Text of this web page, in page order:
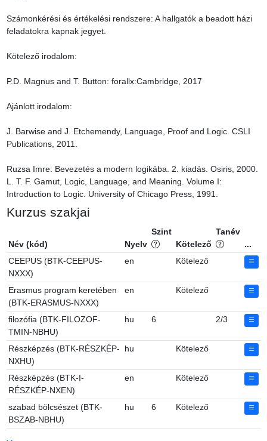
Számonkérési és értékelési rendszere: A hallgatók a beadott házi
feladatokra kapnak jegyet.
Kötelező irodalom:
P.D. Magnus and T. Button: forallx:Cambridge, 2017
Ajánlott irodalom:
J. Barwise and J. Etchemendy, Language, Proof and Logic. CSLI
Publications, 2011.
Ruzsa Imre: Bevezetés a modern logikába. 2. kiadás. Osiris, 2000.
L. T. F. Gamut, Logic, Language, and Meaning. Volume I:
Introduction to Logic. University of Chicago Press, 1991.
Kurzus szakjai
Név (kód) Nyelv
Szint
Kötelező
Tanév
...
CEEPUS (BTK-CEEPUS-
NXXX)
en Kötelező
Erasmus program keretében
(BTK-ERASMUS-NXXX)
en Kötelező
filozófia (BTK-FILOZOF-
TMIN-NBHU)
hu 6 2/3
Részképzés (BTK-RÉSZKÉP-
NXHU)
hu Kötelező
Részképzés (BTK-I-
RÉSZKÉP-NXEN)
en Kötelező
szabad bölcsészet (BTK-
BSZAB-NBHU)
hu 6 Kötelező